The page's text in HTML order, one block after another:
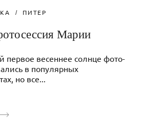
ПИТЕР
Марии
первое весеннее солнце фото-
в популярных
но все...